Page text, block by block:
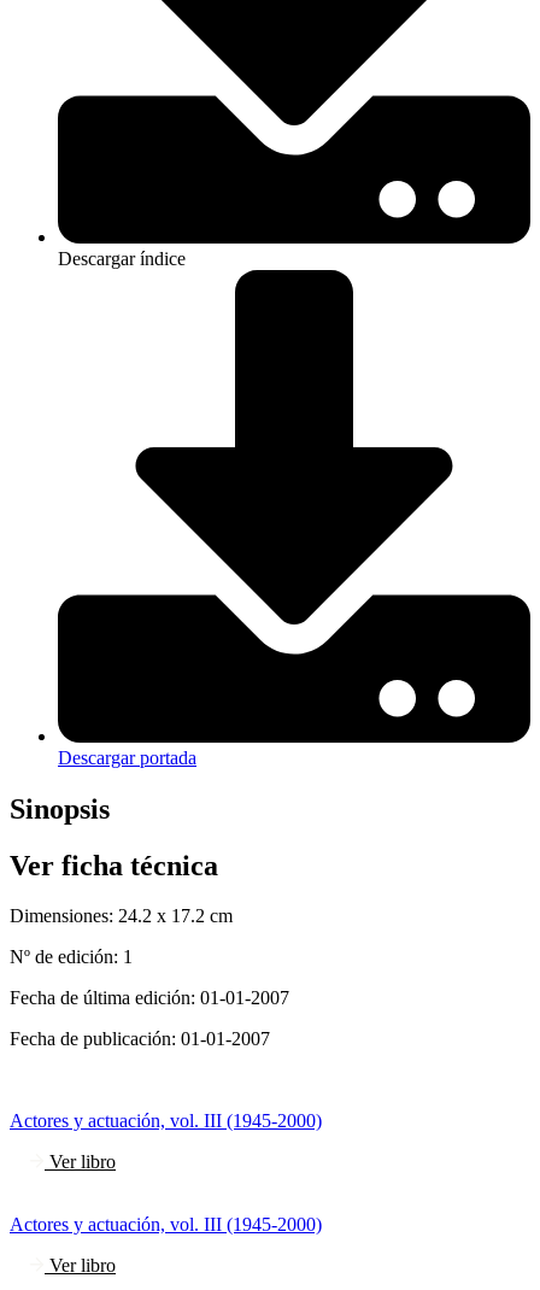
Descargar índice
Descargar portada
Sinopsis
Ver ficha técnica
Dimensiones: 24.2 x 17.2 cm
Nº de edición: 1
Fecha de última edición: 01-01-2007
Fecha de publicación: 01-01-2007
Actores y actuación, vol. III (1945-2000)
Ver libro
Actores y actuación, vol. III (1945-2000)
Ver libro